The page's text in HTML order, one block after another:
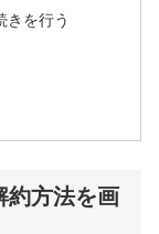
きを行う
約方法を画